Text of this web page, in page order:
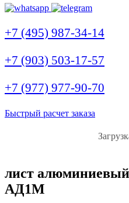
+7 (495) 987-34-14
+7 (903) 503-17-57
+7 (977) 977-90-70
Быстрый расчет заказа
лист алюминиевый
АД1М